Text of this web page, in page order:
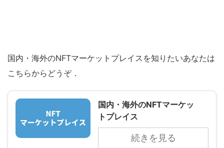
国内・海外のNFTマーケットプレイスを知りたいあなたは
こちらからどうぞ．
国内・海外のNFTマーケッ
トプレイス
続きを見る